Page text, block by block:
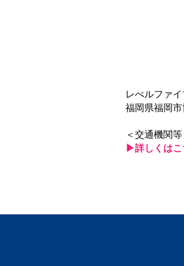
レべルファ
福岡県福岡
＜交通機関等
▶︎詳しくはこ